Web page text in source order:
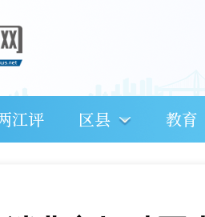
江评 区县 教育